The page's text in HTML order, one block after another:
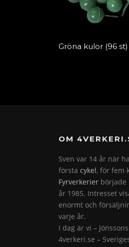
Gröna kulor (96 st)
OM
Sven var 14 år när
första cykel, för fem
Fyrverkerier började
år 1985. Intresset
enormt och
varje år.
I dag är vi –
4verkeri.se –